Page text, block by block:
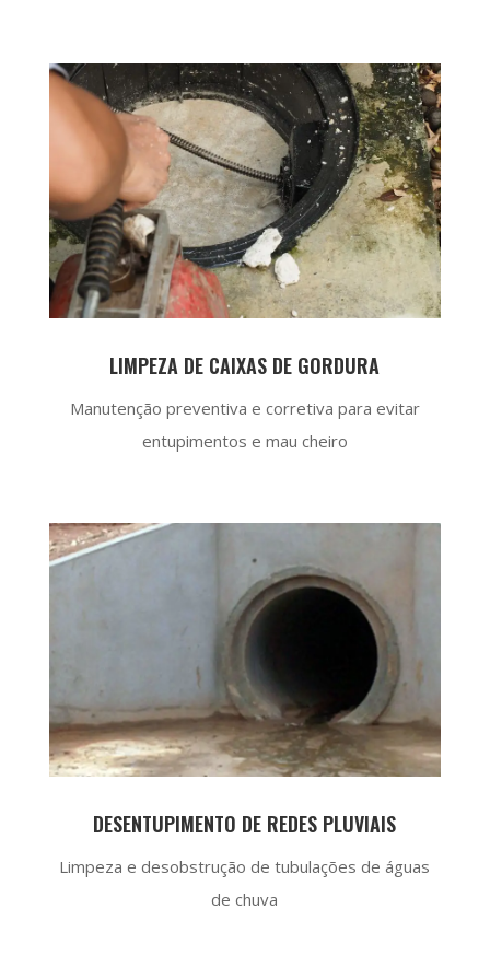
LIMPEZA DE CAIXAS DE GORDURA
Manutenção preventiva e corretiva para evitar
entupimentos e mau cheiro
DESENTUPIMENTO DE REDES PLUVIAIS
Limpeza e desobstrução de tubulações de águas
de chuva